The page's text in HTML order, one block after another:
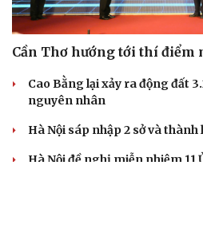
Cần Thơ hướng tới thí điểm
Cao Bằng lại xảy ra động đất
nguyên nhân
Hà Nội sáp nhập 2 sở và thành
Hà Nội đề nghị miễn nhiệm 11